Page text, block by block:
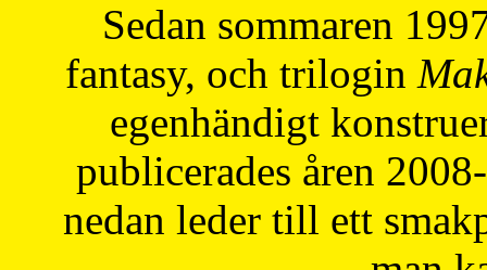
Sedan sommaren
fantasy, och trilogin
egenhändigt
publicerades åren
nedan leder till ett